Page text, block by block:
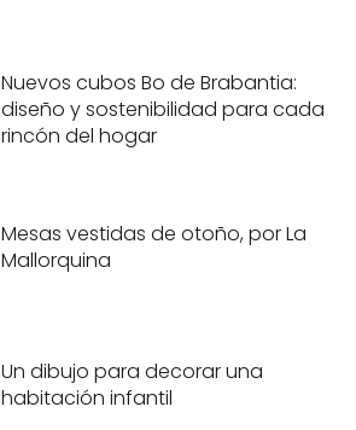
Nuevos cubos Bo de Brabantia:
diseño y sostenibilidad para cada
rincón del hogar
Mesas vestidas de otoño, por La
Mallorquina
Un dibujo para decorar una
habitación infantil